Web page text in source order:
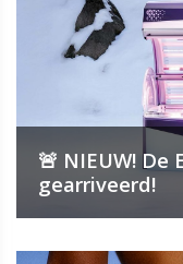
🚨 NIEUW! De
gearriveerd!